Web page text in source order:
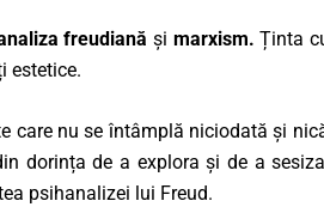
freudiană și marxism.Ținta
estetice.
care nu se întâmplă niciodată și
dorința de a explora și de a
psihanalizei lui Freud.